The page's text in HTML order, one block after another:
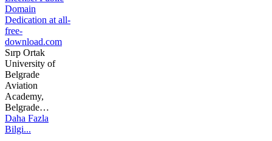
Sırp Ortak
University of
Belgrade
Aviation
Academy,
Belgrade…
Daha Fazla
Bilgi...